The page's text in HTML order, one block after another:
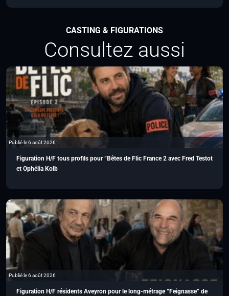
CASTING & FIGURATIONS
Consultez aussi
Publié le 6 août 2026
Figuration H/F tous profils pour “Bêtes de Flic France 2 avec Fred Testot
et Ophélia Kolb
Publié le 6 août 2026
Figuration H/F résidents Aveyron pour le long-métrage “Feignasse” de